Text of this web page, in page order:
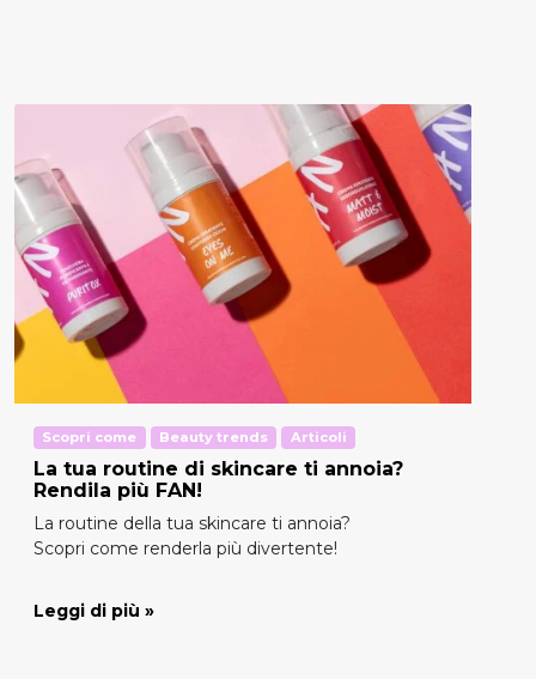
Scopri come Beauty trends Articoli
La tua routine di skincare ti annoia?
Rendila più FAN!
La routine della tua skincare ti annoia?
Scopri come renderla più divertente!
Leggi di più »